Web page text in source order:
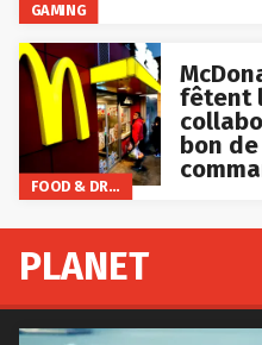
GAMING
FOOD & DRINKS
fêtent
bon
PLANET